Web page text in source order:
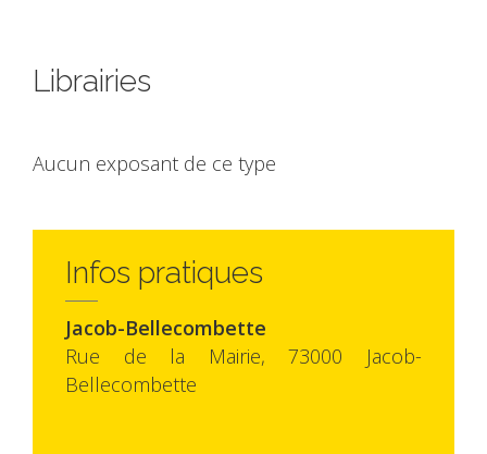
Librairies
Aucun exposant de ce type
Infos pratiques
Jacob-Bellecombette
Rue de la Mairie, 73000 Jacob-
Bellecombette